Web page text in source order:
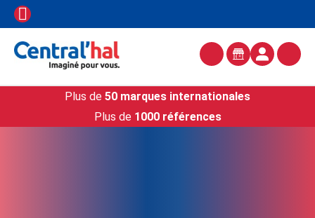
Plus de 50 marques internationales
Plus de 1000 références